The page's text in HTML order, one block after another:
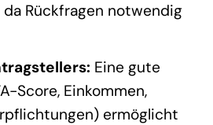
da Rückfragen notwendig
Eine gute
Score, Einkommen,
ermöglicht